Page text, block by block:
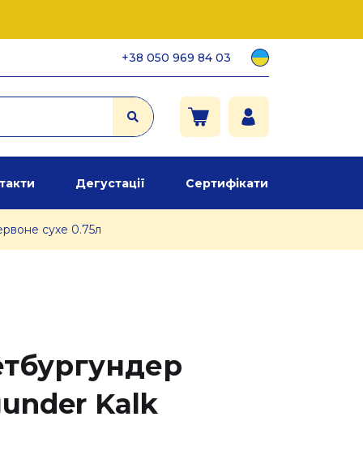
+38 050 969 84 03
Дегустації Сертифікати
сухе 0.75л
Kalk